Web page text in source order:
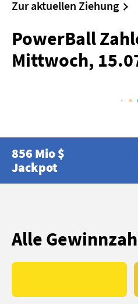
Zur aktuellen Ziehung
PowerBall
Mittwoch,
856 Mio $
Jackpot
Alle
Gewinnzahlen &
Lottohelden Magazin
Hilfe / FAQ
Kontakt